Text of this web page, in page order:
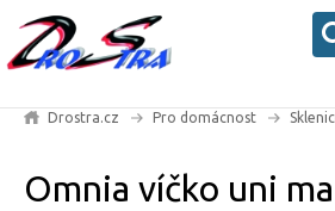
Drostra.cz Pro domácnost
Omnia víčko uni